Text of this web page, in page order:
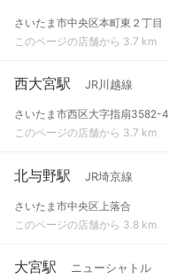
さいたま市中央区本町東２丁目
このページの店舗から 3.7 km
西大宮駅 JR川越線
さいたま市西区大字指扇3582-4
このページの店舗から 3.7 km
北与野駅 JR埼京線
さいたま市中央区上落合
このページの店舗から 3.8 km
大宮駅 ニューシャトル